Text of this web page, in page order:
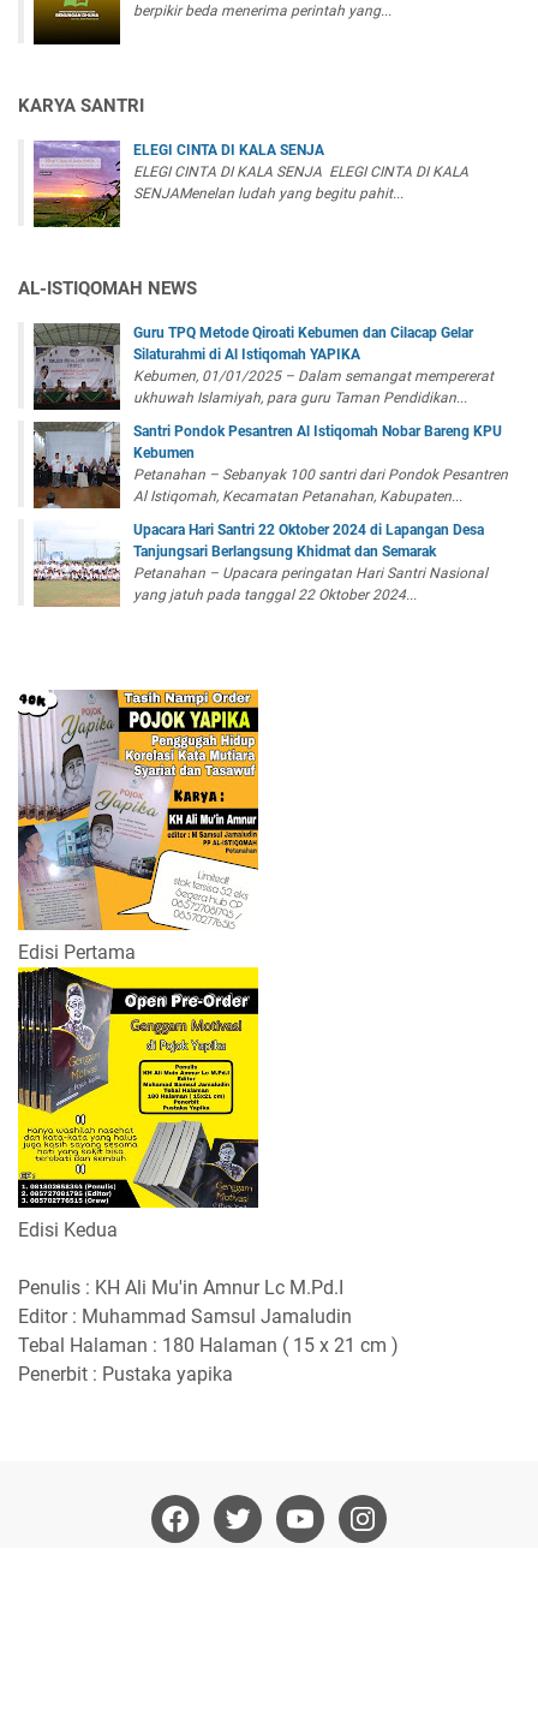
berpikir beda menerima perintah yang...
KARYA SANTRI
ELEGI CINTA DI KALA SENJA
ELEGI CINTA DI KALA SENJA ELEGI CINTA DI KALA
SENJAMenelan ludah yang begitu pahit...
AL-ISTIQOMAH NEWS
Guru TPQ Metode Qiroati Kebumen dan Cilacap Gelar
Silaturahmi di Al Istiqomah YAPIKA
Kebumen, 01/01/2025 – Dalam semangat mempererat
ukhuwah Islamiyah, para guru Taman Pendidikan...
Santri Pondok Pesantren Al Istiqomah Nobar Bareng KPU
Kebumen
Petanahan – Sebanyak 100 santri dari Pondok Pesantren
Al Istiqomah, Kecamatan Petanahan, Kabupaten...
Upacara Hari Santri 22 Oktober 2024 di Lapangan Desa
Tanjungsari Berlangsung Khidmat dan Semarak
Petanahan – Upacara peringatan Hari Santri Nasional
yang jatuh pada tanggal 22 Oktober 2024...
Edisi Pertama
Edisi Kedua
Penulis : KH Ali Mu'in Amnur Lc M.Pd.I
Editor : Muhammad Samsul Jamaludin
Tebal Halaman : 180 Halaman ( 15 x 21 cm )
Penerbit : Pustaka yapika